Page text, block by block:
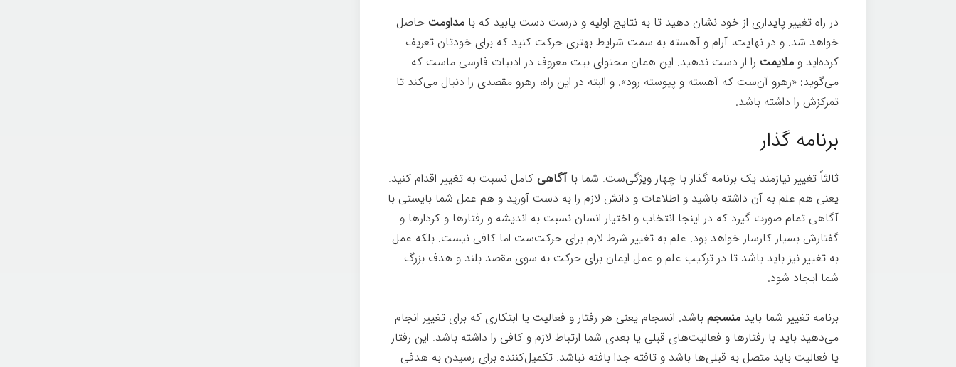
در راه تغییر پایداری از خود نشان دهید تا به نتایج اولیه و درست دست یابید که با مداومت حاصل
خواهد شد. و در نهایت، آرام و آهسته به سمت شرایط بهتری حرکت کنید که برای خودتان تعریف
کرده‌اید و ملایمت را از دست ندهید. این همان محتوای بیت معروف در ادبیات فارسی ماست که
می‌گوید: «رهرو آن‌ست که آهسته و پیوسته رود». و البته در این راه، رهرو مقصدی را دنبال می‌کند تا
تمرکزش را داشته باشد.
برنامه گذار
ثالثاً تغییر نیازمند یک برنامه گذار با چهار ویژگی‌ست. شما باآگاهی کامل نسبت به تغییر اقدام کنید.
یعنی هم علم به آن داشته باشید و اطلاعات و دانش لازم را به دست آورید و هم عمل شما بایستی با
آگاهی تمام صورت گیرد که در اینجا انتخاب و اختیار انسان نسبت به اندیشه و رفتارها و کردارها و
گفتارش بسیار کارساز خواهد بود. علم به تغییر شرط لازم برای حرکت‌ست اما کافی نیست. بلکه عمل
به تغییر نیز باید باشد تا در ترکیب علم و عمل ایمان برای حرکت به سوی مقصد بلند و هدف بزرگ
شما ایجاد شود.
برنامه تغییر شما باید منسجم باشد. انسجام یعنی هر رفتار و فعالیت یا ابتکاری که برای تغییر انجام
می‌دهید باید با رفتارها و فعالیت‌های قبلی یا بعدی شما ارتباط لازم و کافی را داشته باشد. این رفتار
یا فعالیت باید متصل به قبلی‌ها باشد و تافته جدا بافته نباشد. تکمیل‌کننده برای رسیدن به هدفی